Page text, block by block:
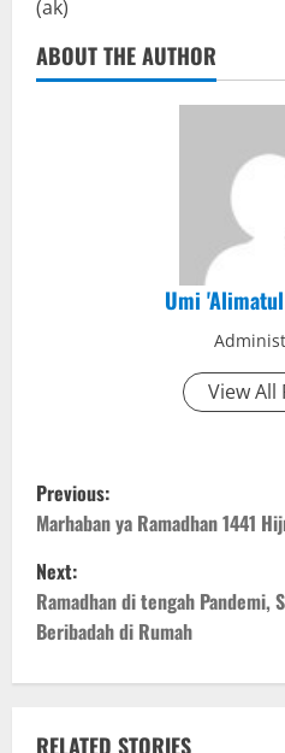
(ak)
ABOUT THE AUTHOR
Umi
View All
P
o
s
t
n
a
Previous:
Marhaban ya Ramadhan 1441
Next:
Ramadhan di tengah Pandemi,
Beribadah di Rumah
RELATED STORIES